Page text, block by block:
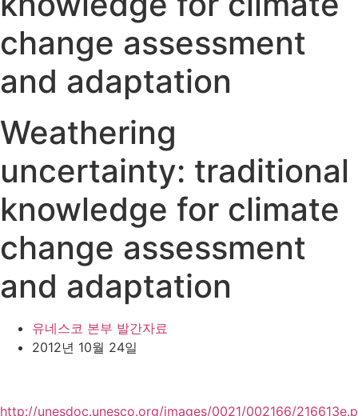
change assessment
and adaptation
Weathering
uncertainty: traditional
knowledge for climate
change assessment
and adaptation
유네스코 본부 발간자료
2012년 10월 24일
http://unesdoc.unesco.org/images/0021/002166/